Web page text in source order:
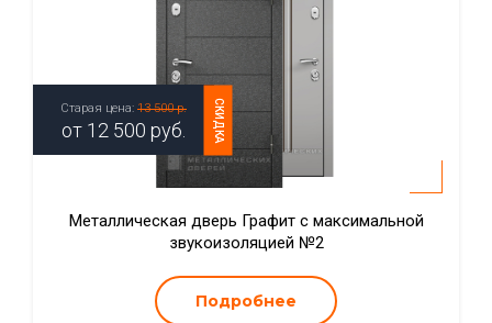
СКИДКА
Старая цена: 13 500 р.
от 12 500 руб.
Металлическая дверь Графит с максимальной
звукоизоляцией №2
Подробнее